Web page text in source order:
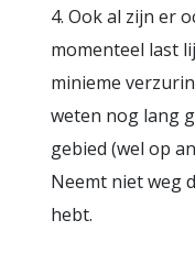
4. Ook al zijn er
momenteel last
minieme
weten nog lang
gebied (wel op
Neemt niet weg
hebt.